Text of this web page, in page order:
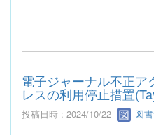
電子ジャーナル不正ア
レスの利用停止措置
投稿日時 : 2024/10/22 図